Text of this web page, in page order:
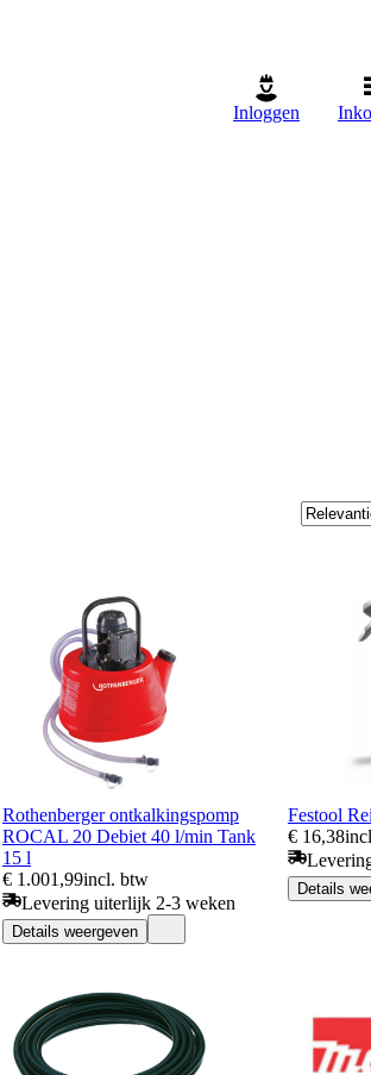
Inloggen
Rothenberger ontkalkingspomp
ROCAL 20 Debiet 40 l/min Tank
15 l
€ 1.001,99incl. btw
Levering uiterlijk 2-3 weken
Details weergeven
Festool
€ 16,38
Details